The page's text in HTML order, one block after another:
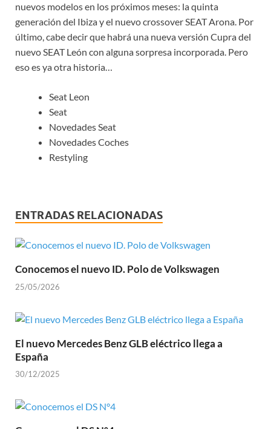
nuevos modelos en los próximos meses: la quinta
generación del Ibiza y el nuevo crossover SEAT Arona. Por
último, cabe decir que habrá una nueva versión Cupra del
nuevo SEAT León con alguna sorpresa incorporada. Pero
eso es ya otra historia…
Seat Leon
Seat
Novedades Seat
Novedades Coches
Restyling
ENTRADAS RELACIONADAS
Conocemos el nuevo ID. Polo de Volkswagen
25/05/2026
El nuevo Mercedes Benz GLB eléctrico llega a
España
30/12/2025